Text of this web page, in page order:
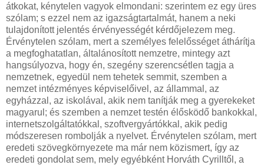
átkokat, kénytelen vagyok elmondani: szerintem ez egy üres
szólam; s ezzel nem az igazságtartalmát, hanem a neki
tulajdonított jelentés érvényességét kérdőjelezem meg.
Érvénytelen szólam, mert a személyes felelősséget áthárítja
a megfoghatatlan, általánosított nemzetre, mintegy azt
hangsúlyozva, hogy én, szegény szerencsétlen tagja a
nemzetnek, egyedül nem tehetek semmit, szemben a
nemzet intézményes képviselőivel, az állammal, az
egyházzal, az iskolával, akik nem tanítják meg a gyerekeket
magyarul; és szemben a nemzet testén élősködő bankokkal,
internetszolgáltatókkal, szoftvergyártókkal, akik pedig
módszeresen rombolják a nyelvet. Érvénytelen szólam, mert
eredeti szövegkörnyezete ma már nem közismert, így az
eredeti gondolat sem, mely egyébként Horváth Cyrilltől, a